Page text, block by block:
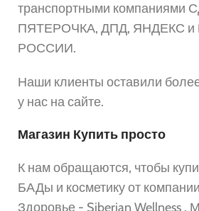
транспортными компаниями
ПЯТЕРОЧКА, ДПД, ЯНДЕКС
РОССИИ.
Наши клиенты оставили
у нас на сайте.
Магазин Купить просто
К нам обращаются, чтобы
БАДы и косметику от
Здоровье - Siberian Wellness .